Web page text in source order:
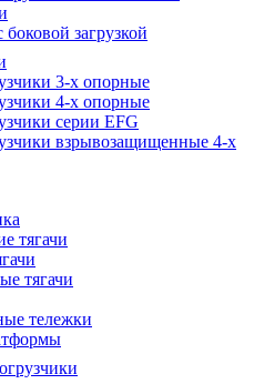
загрузкой
3-х опорные
4-х опорные
серии EFG
взрывозащищенные 4-х
тягачи
тягачи
тележки